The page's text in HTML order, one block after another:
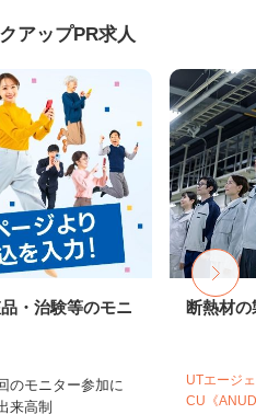
アップPR求人
・治験等のモニ
のモニター参加に
来高制
断熱材
UTエージ
CU《